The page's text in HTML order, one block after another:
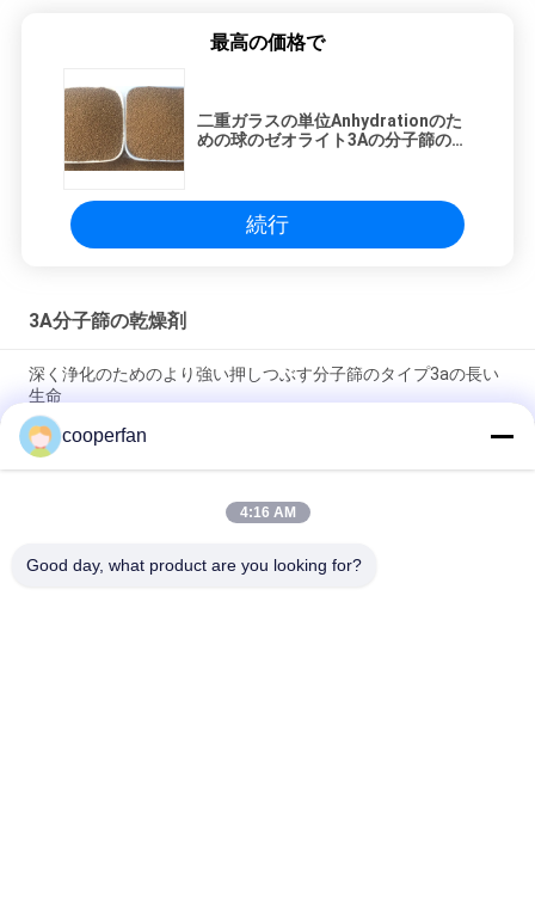
最高の価格で
二重ガラスの単位Anhydrationのた
めの球のゼオライト3Aの分子篩の
続行
3A分子篩の乾燥剤
深く浄化のためのより強い押しつぶす分子篩のタイプ3aの長い
生命
25KG/Bag 3Aの分子篩の乾燥性があるAluminasilicateのゼオラ
イト
分子篩のタイプ3Aのアルミナのケイ酸塩の圧縮強さを乾燥する
cooperfan
4:16 AM
Good day, what product are you looking for?